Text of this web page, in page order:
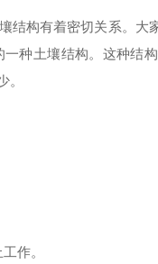
结构有着密切关系。大
种土壤结构。这种结
作。